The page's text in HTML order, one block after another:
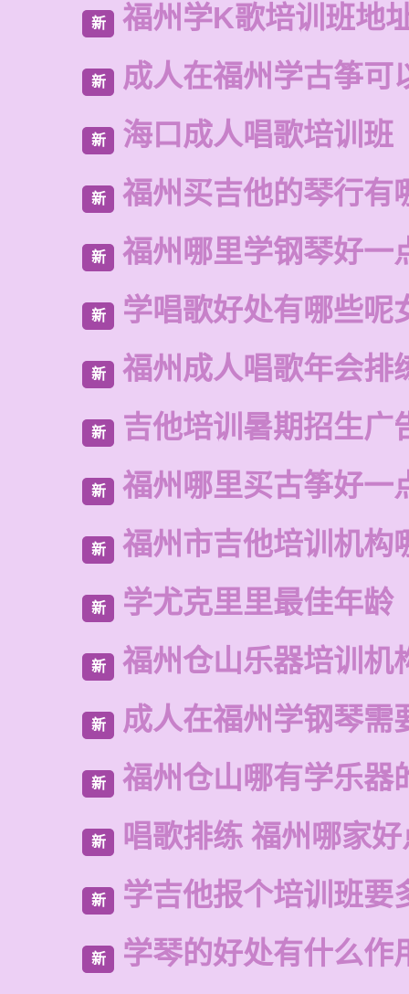
新 福州学K歌培训班地
新 成人在福州学古筝可
新 海口成人唱歌培训班
新 福州买吉他的琴行有
新 福州哪里学钢琴好一
新 学唱歌好处有哪些呢
新 福州成人唱歌年会排
新 吉他培训暑期招生广
新 福州哪里买古筝好一
新 福州市吉他培训机构
新 学尤克里里最佳年龄
新 福州仓山乐器培训机
新 成人在福州学钢琴需
新 福州仓山哪有学乐器
新 唱歌排练 福州哪家
新 学吉他报个培训班要
新 学琴的好处有什么作